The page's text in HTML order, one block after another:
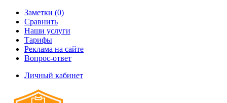
Заметки (0)
Сравнить
Наши услуги
Тарифы
Реклама на сайте
Вопрос-ответ
Личный кабинет